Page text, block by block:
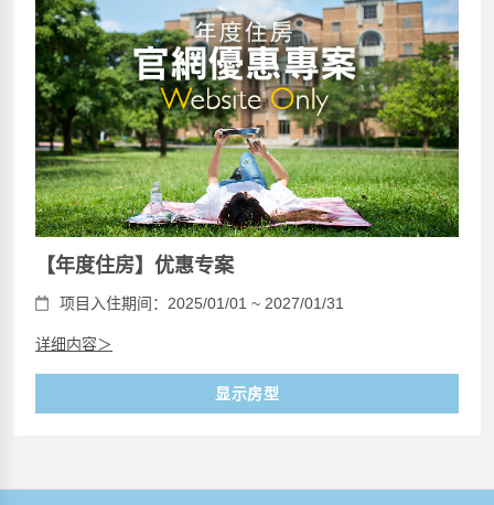
【年度住房】优惠专案
项目入住期间：2025/01/01 ~ 2027/01/31
详细内容＞
显示房型